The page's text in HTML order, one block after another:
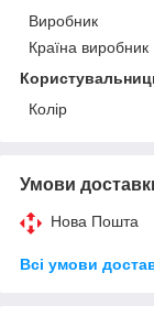
Виробник
Країна виробник
Колір
Умови
Нова Пошта
Всі умови